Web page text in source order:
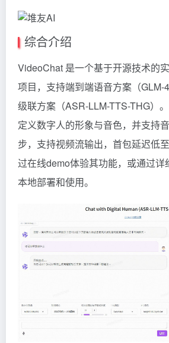
综合介绍
VideoChat 是一个基于开源技术的
项目，支持端到端语音方案（GLM-
级联方案（ASR-LLM-TTS-THG）
定义数字人的形象与音色，并支持
步，支持视频流输出，首包延迟低
过在线demo体验其功能，或通过详
本地部署和使用。